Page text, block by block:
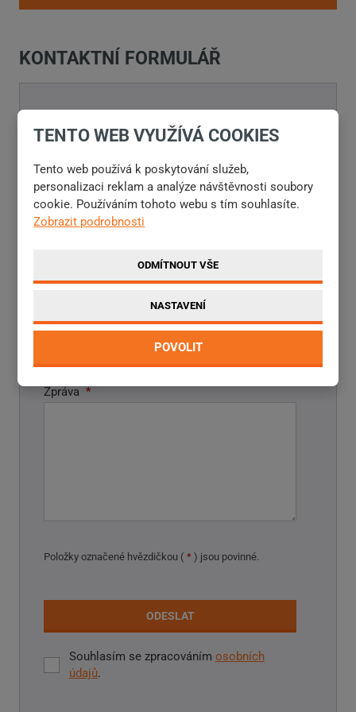
KONTAKTNÍ FORMULÁŘ
E-mail *
Zpráva *
Položky označené hvězdičkou ( * ) jsou povinné.
ODESLAT
Souhlasím
Souhlasím se zpracováním osobních
údajů.
TENTO WEB VYUŽÍVÁ COOKIES
Tento web používá k poskytování služeb,
personalizaci reklam a analýze návštěvnosti soubory
cookie. Používáním tohoto webu s tím souhlasíte.
Zobrazit podrobnosti
ODMÍTNOUT VŠE
NASTAVENÍ
POVOLIT